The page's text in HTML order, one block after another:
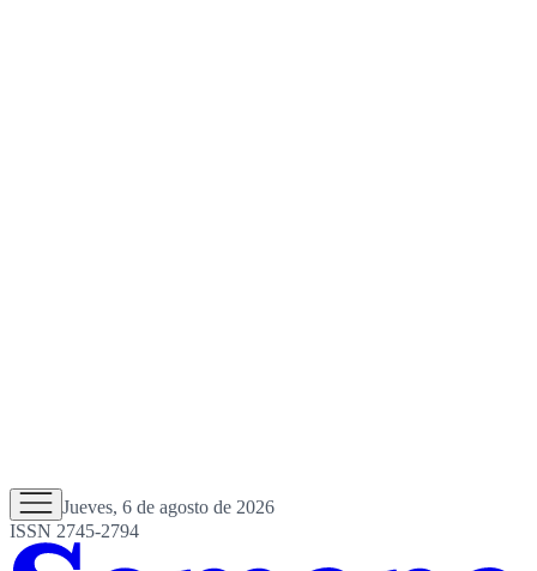
Jueves, 6 de agosto de 2026
ISSN 2745-2794